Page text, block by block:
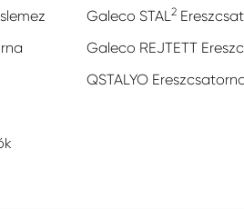
Galeco STAL2
Galeco REJTETT
QSTALYO